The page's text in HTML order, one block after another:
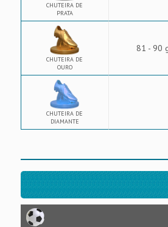
CHUTEIRA DE
PRATA
CHUTEIRA DE
OURO
81 - 90
CHUTEIRA DE
DIAMANTE